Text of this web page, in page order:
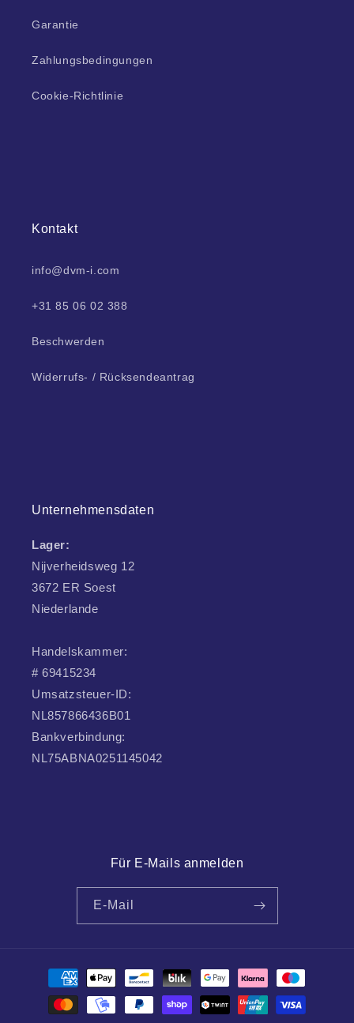
Garantie
Zahlungsbedingungen
Cookie-Richtlinie
Kontakt
info@dvm-i.com
+31 85 06 02 388
Beschwerden
Widerrufs- / Rücksendeantrag
Unternehmensdaten
Lager:
Nijverheidsweg 12
3672 ER Soest
Niederlande
Handelskammer:
# 69415234
Umsatzsteuer-ID:
NL857866436B01
Bankverbindung:
NL75ABNA0251145042
Für E-Mails anmelden
E-Mail
Zahlungsmethoden